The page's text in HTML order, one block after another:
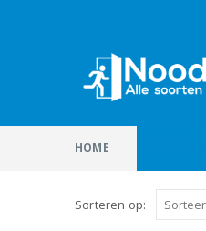
HOME
Sorteren op: